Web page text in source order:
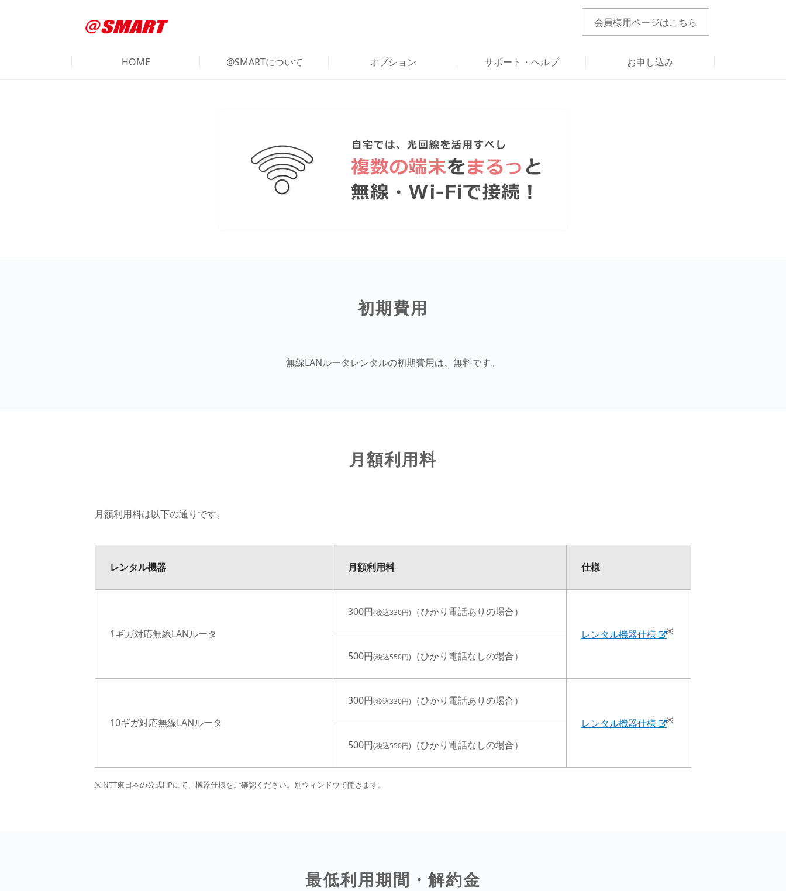
会員様用ページはこちら
HOME @SMARTについて オプション サポート・ヘルプ お申し込み
初期費用
無線LANルータレンタルの初期費用は、無料です。
月額利用料
月額利用料は以下の通りです。
レンタル機器 月額利用料 仕様
1ギガ対応無線LANルータ
300円(税込330円)
（ひかり電話ありの場合）
レンタル機器仕様
※
500円(税込550円) （ひかり電話なしの場合）
10ギガ対応無線LANルータ
300円(税込330円)
（ひかり電話ありの場合）
レンタル機器仕様
※
500円(税込550円) （ひかり電話なしの場合）
※ NTT東日本の公式HPにて、機器仕様をご確認ください。別ウィンドウで開きます。
最低利用期間・解約金